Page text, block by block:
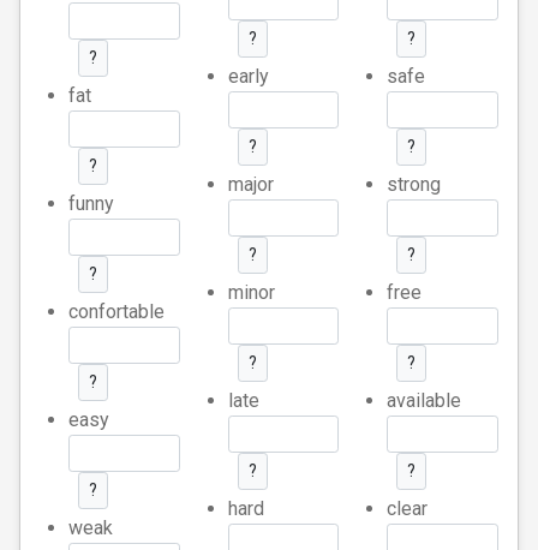
?
fat
?
funny
?
confortable
?
easy
?
weak
?
early
?
major
?
minor
?
late
?
hard
?
safe
?
strong
?
free
?
available
?
clear